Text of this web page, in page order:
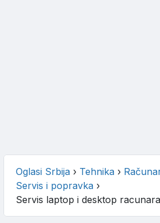
Oglasi Srbija › Tehnika ›
Servis i popravka ›
Servis laptop i desktop racunara